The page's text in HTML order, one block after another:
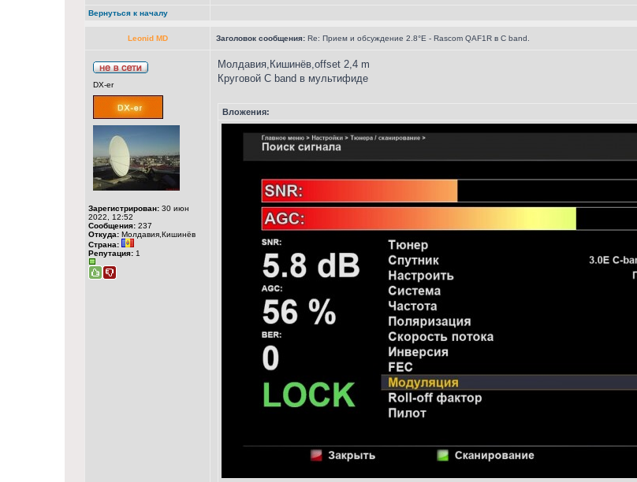
Вернуться к началу
Leonid MD Заголовок сообщения: Re: Прием и обсуждение 2.8°E - Rascom QAF1R в C band.
DX-er
Зарегистрирован: 30 июн
2022, 12:52
Сообщения: 237
Откуда: Молдавия,Кишинёв
Страна:
Репутация: 1
Молдавия,Кишинёв,offset 2,4 m
Круговой C band в мультифиде
Вложения: